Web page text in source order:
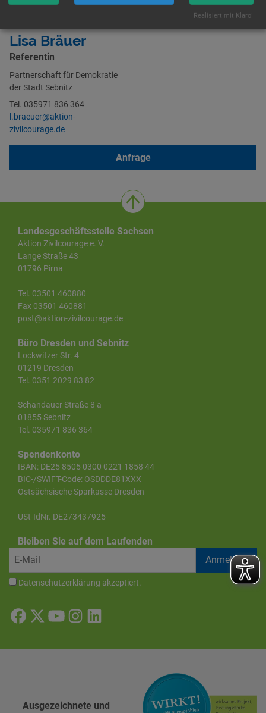
Lisa Bräuer
Referentin
Partnerschaft für Demokratie
der Stadt Sebnitz
Tel. 035971 836 364
l.braeuer@aktion-
zivilcourage.de
Anfrage
Landesgeschäftsstelle Sachsen
Aktion Zivilcourage e. V.
Lange Straße 43
01796 Pirna
Tel. 03501 460880
Fax 03501 460881
post@aktion-zivilcourage.de
Büro Dresden und Sebnitz
Lockwitzer Str. 4
01219 Dresden
Tel. 0351 2029 83 82
Schandauer Straße 8 a
01855 Sebnitz
Tel. 035971 836 364
Spendenkonto
IBAN: DE25 8505 0300 0221 1858 44
BIC-/SWIFT-Code: OSDDDE81XXX
Ostsächsische Sparkasse Dresden
USt-IdNr. DE273437925
Bleiben Sie auf dem Laufenden
Datenschutzerklärung akzeptiert.
Ausgezeichnete und
Realisiert mit Klaro!